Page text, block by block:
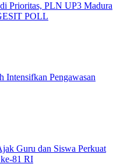
Prioritas, PLN UP3 Madura
POLL
Intensifkan Pengawasan
Guru dan Siswa Perkuat
81 RI